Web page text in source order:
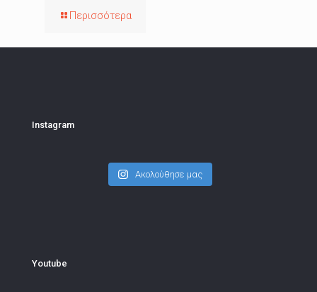
Περισσότερα
Instagram
Ακολούθησε μας
Youtube